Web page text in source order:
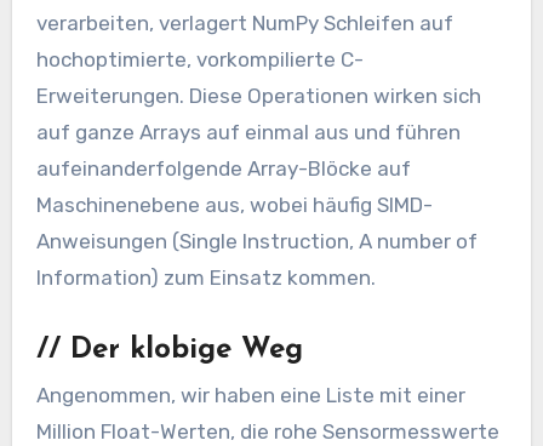
verarbeiten, verlagert NumPy Schleifen auf
hochoptimierte, vorkompilierte C-
Erweiterungen. Diese Operationen wirken sich
auf ganze Arrays auf einmal aus und führen
aufeinanderfolgende Array-Blöcke auf
Maschinenebene aus, wobei häufig SIMD-
Anweisungen (Single Instruction, A number of
Information) zum Einsatz kommen.
// Der klobige Weg
Angenommen, wir haben eine Liste mit einer
Million Float-Werten, die rohe Sensormesswerte